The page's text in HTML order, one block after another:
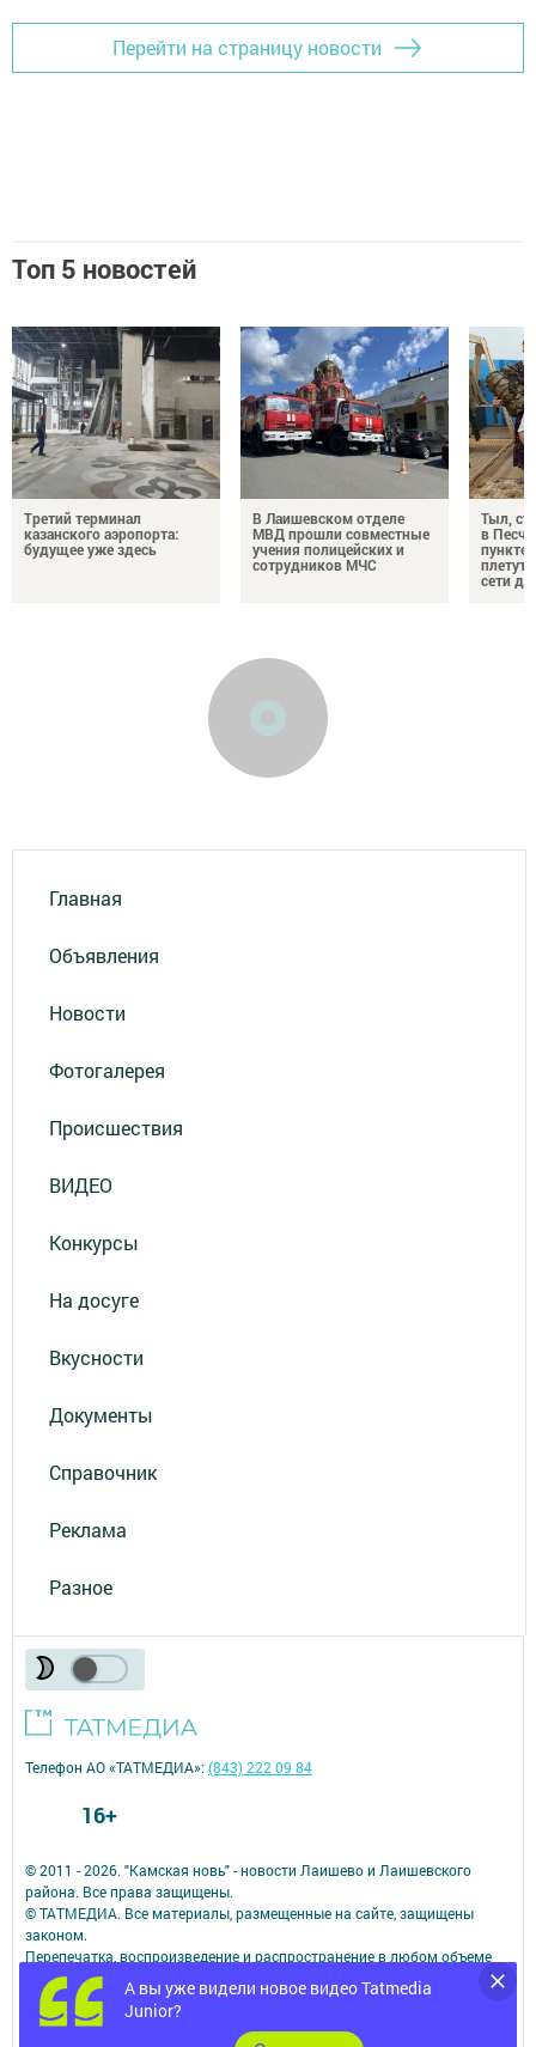
Перейти на страницу новости
Топ 5 новостей
Третий терминал
казанского аэропорта:
будущее уже здесь
В Лаишевском отделе
МВД прошли совместные
учения полицейских и
сотрудников МЧС
Тыл,
в
пункте
плетут
сети
Главная
Объявления
Новости
Фотогалерея
Происшествия
ВИДЕО
Конкурсы
На досуге
Вкусности
Документы
Справочник
Реклама
Разное
А вы уже видели новое видео Tatmedia
Junior?
© 2011 - 2026. "Камская новь" - новости Лаишево и Лаишевского
района. Все права защищены.
© ТАТМЕДИА. Все материалы, размещенные на сайте, защищены
законом.
Перепечатка, воспроизведение и распространение в любом объеме
информации,
размещенной на сайте, возможна только с письменного согласия
редакций СМИ.
При поддержке Республиканского агентства по печати и массовым
Телефон АО «ТАТМЕДИА»:(843) 222 09 84
16+